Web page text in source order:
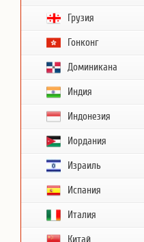
Грузия
Гонконг
Доминикана
Индия
Индонезия
Иордания
Израиль
Испания
Италия
Китай